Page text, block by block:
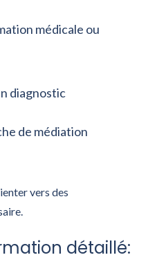
médicale ou
diagnostic
de médiation
vers des
détaillé: